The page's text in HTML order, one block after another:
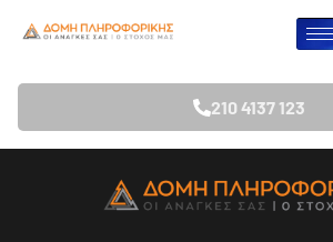
210 4137 123
Λήφθηκε 2264